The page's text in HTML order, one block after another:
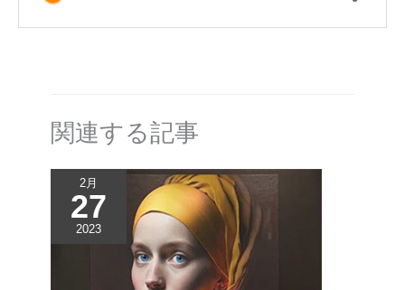
関連する記事
2月
27
2023